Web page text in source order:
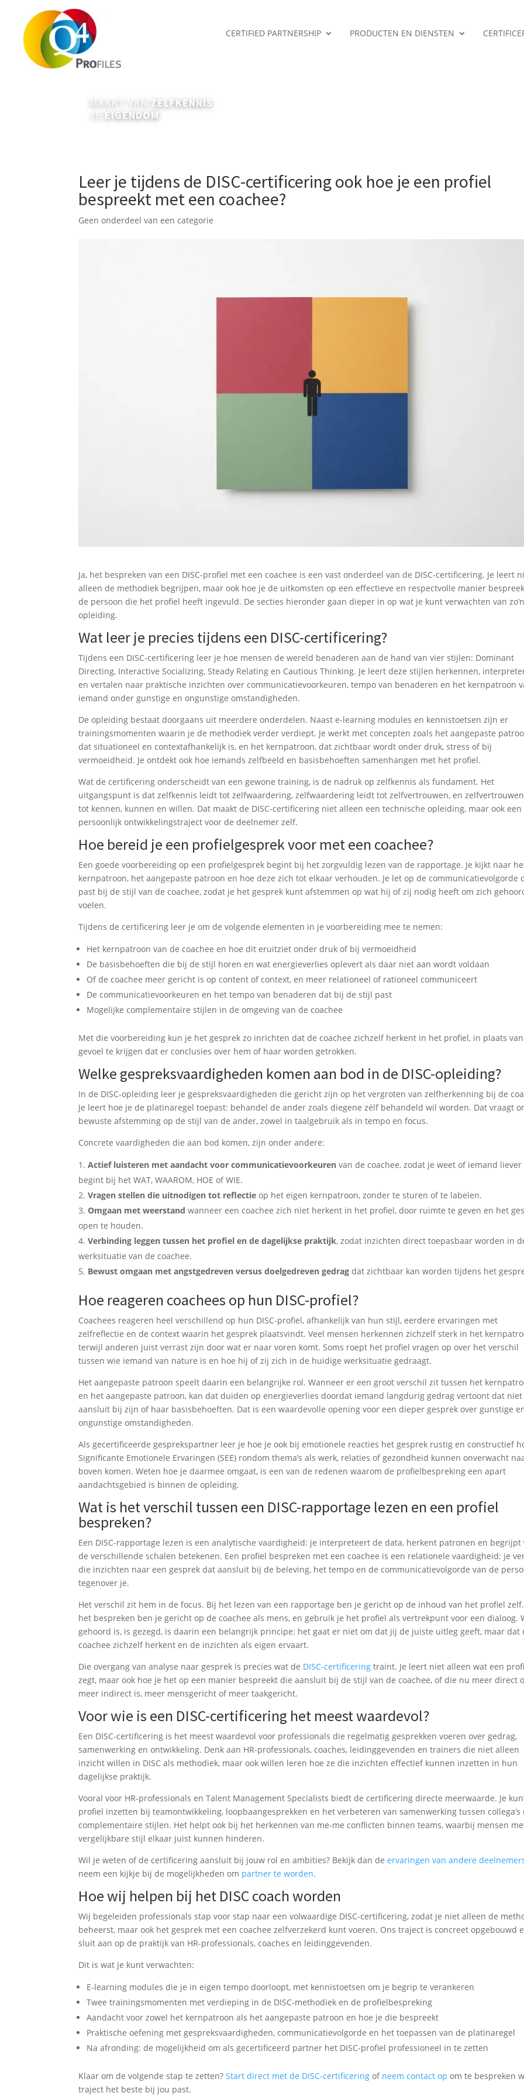
CERTIFIED PARTNERSHIP PRODUCTEN EN DIENSTEN
MAAKT VAN ZELFKENNIS
JE
EIGENDOM
Leer je tijdens de DISC-certificering ook hoe je een profiel
bespreekt met een coachee?
Geen onderdeel van een categorie
Ja, het bespreken van een DISC-profiel met een coachee is een vast onderdeel van de DISC-certificering. Je leert
alleen de methodiek begrijpen, maar ook hoe je de uitkomsten op een effectieve en respectvolle manier
de persoon die het profiel heeft ingevuld. De secties hieronder gaan dieper in op wat je kunt verwachten van zo’n
opleiding.
Wat leer je precies tijdens een DISC-certificering?
Tijdens een DISC-certificering leer je hoe mensen de wereld benaderen aan de hand van vier stijlen: Dominant
Directing, Interactive Socializing, Steady Relating en Cautious Thinking. Je leert deze stijlen herkennen,
en vertalen naar praktische inzichten over communicatievoorkeuren, tempo van benaderen en het kernpatroon
iemand onder gunstige en ongunstige omstandigheden.
De opleiding bestaat doorgaans uit meerdere onderdelen. Naast e-learning modules en kennistoetsen zijn er
trainingsmomenten waarin je de methodiek verder verdiept. Je werkt met concepten zoals het aangepaste
dat situationeel en contextafhankelijk is, en het kernpatroon, dat zichtbaar wordt onder druk, stress of bij
vermoeidheid. Je ontdekt ook hoe iemands zelfbeeld en basisbehoeften samenhangen met het profiel.
Wat de certificering onderscheidt van een gewone training, is de nadruk op zelfkennis als fundament. Het
uitgangspunt is dat zelfkennis leidt tot zelfwaardering, zelfwaardering leidt tot zelfvertrouwen, en
tot kennen, kunnen en willen. Dat maakt de DISC-certificering niet alleen een technische opleiding, maar ook een
persoonlijk ontwikkelingstraject voor de deelnemer zelf.
Hoe bereid je een profielgesprek voor met een coachee?
Een goede voorbereiding op een profielgesprek begint bij het zorgvuldig lezen van de rapportage. Je kijkt naar
kernpatroon, het aangepaste patroon en hoe deze zich tot elkaar verhouden. Je let op de communicatievolgorde
past bij de stijl van de coachee, zodat je het gesprek kunt afstemmen op wat hij of zij nodig heeft om zich
voelen.
Tijdens de certificering leer je om de volgende elementen in je voorbereiding mee te nemen:
Het kernpatroon van de coachee en hoe dit eruitziet onder druk of bij vermoeidheid
De basisbehoeften die bij de stijl horen en wat energieverlies oplevert als daar niet aan wordt voldaan
Of de coachee meer gericht is op content of context, en meer relationeel of rationeel communiceert
De communicatievoorkeuren en het tempo van benaderen dat bij de stijl past
Mogelijke complementaire stijlen in de omgeving van de coachee
Met die voorbereiding kun je het gesprek zo inrichten dat de coachee zichzelf herkent in het profiel, in plaats
gevoel te krijgen dat er conclusies over hem of haar worden getrokken.
Welke gespreksvaardigheden komen aan bod in de DISC-opleiding?
In de DISC-opleiding leer je gespreksvaardigheden die gericht zijn op het vergroten van zelfherkenning bij de
Je leert hoe je de platinaregel toepast: behandel de ander zoals diegene zélf behandeld wil worden. Dat vraagt
bewuste afstemming op de stijl van de ander, zowel in taalgebruik als in tempo en focus.
Concrete vaardigheden die aan bod komen, zijn onder andere:
Actief luisteren met aandacht voor communicatievoorkeuren van de coachee, zodat je weet of iemand liever
begint bij het WAT, WAAROM, HOE of WIE.
Vragen stellen die uitnodigen tot reflectie op het eigen kernpatroon, zonder te sturen of te labelen.
Omgaan met weerstand wanneer een coachee zich niet herkent in het profiel, door ruimte te geven en het
open te houden.
Verbinding leggen tussen het profiel en de dagelijkse praktijk, zodat inzichten direct toepasbaar worden in
werksituatie van de coachee.
Bewust omgaan met angstgedreven versus doelgedreven gedrag dat zichtbaar kan worden tijdens het
Hoe reageren coachees op hun DISC-profiel?
Coachees reageren heel verschillend op hun DISC-profiel, afhankelijk van hun stijl, eerdere ervaringen met
zelfreflectie en de context waarin het gesprek plaatsvindt. Veel mensen herkennen zichzelf sterk in het
terwijl anderen juist verrast zijn door wat er naar voren komt. Soms roept het profiel vragen op over het verschil
tussen wie iemand van nature is en hoe hij of zij zich in de huidige werksituatie gedraagt.
Het aangepaste patroon speelt daarin een belangrijke rol. Wanneer er een groot verschil zit tussen het
en het aangepaste patroon, kan dat duiden op energieverlies doordat iemand langdurig gedrag vertoont dat niet
aansluit bij zijn of haar basisbehoeften. Dat is een waardevolle opening voor een dieper gesprek over gunstige
ongunstige omstandigheden.
Als gecertificeerde gesprekspartner leer je hoe je ook bij emotionele reacties het gesprek rustig en constructief
Significante Emotionele Ervaringen (SEE) rondom thema’s als werk, relaties of gezondheid kunnen onverwacht
boven komen. Weten hoe je daarmee omgaat, is een van de redenen waarom de profielbespreking een apart
aandachtsgebied is binnen de opleiding.
Wat is het verschil tussen een DISC-rapportage lezen en een profiel
bespreken?
Een DISC-rapportage lezen is een analytische vaardigheid: je interpreteert de data, herkent patronen en begrijpt
de verschillende schalen betekenen. Een profiel bespreken met een coachee is een relationele vaardigheid: je
die inzichten naar een gesprek dat aansluit bij de beleving, het tempo en de communicatievolgorde van de
tegenover je.
Het verschil zit hem in de focus. Bij het lezen van een rapportage ben je gericht op de inhoud van het profiel
het bespreken ben je gericht op de coachee als mens, en gebruik je het profiel als vertrekpunt voor een dialoog.
gehoord is, is gezegd, is daarin een belangrijk principe: het gaat er niet om dat jij de juiste uitleg geeft, maar dat
coachee zichzelf herkent en de inzichten als eigen ervaart.
Die overgang van analyse naar gesprek is precies wat de DISC-certificering traint. Je leert niet alleen wat een
zegt, maar ook hoe je het op een manier bespreekt die aansluit bij de stijl van de coachee, of die nu meer direct
meer indirect is, meer mensgericht of meer taakgericht.
Voor wie is een DISC-certificering het meest waardevol?
Een DISC-certificering is het meest waardevol voor professionals die regelmatig gesprekken voeren over gedrag,
samenwerking en ontwikkeling. Denk aan HR-professionals, coaches, leidinggevenden en trainers die niet alleen
inzicht willen in DISC als methodiek, maar ook willen leren hoe ze die inzichten effectief kunnen inzetten in hun
dagelijkse praktijk.
Vooral voor HR-professionals en Talent Management Specialists biedt de certificering directe meerwaarde. Je
profiel inzetten bij teamontwikkeling, loopbaangesprekken en het verbeteren van samenwerking tussen collega’s
complementaire stijlen. Het helpt ook bij het herkennen van me-me conflicten binnen teams, waarbij mensen
vergelijkbare stijl elkaar juist kunnen hinderen.
Wil je weten of de certificering aansluit bij jouw rol en ambities? Bekijk dan deervaringen van andere
neem een kijkje bij de mogelijkheden om partner te worden.
Hoe wij helpen bij het DISC coach worden
Wij begeleiden professionals stap voor stap naar een volwaardige DISC-certificering, zodat je niet alleen de
beheerst, maar ook het gesprek met een coachee zelfverzekerd kunt voeren. Ons traject is concreet opgebouwd
sluit aan op de praktijk van HR-professionals, coaches en leidinggevenden.
Dit is wat je kunt verwachten:
E-learning modules die je in eigen tempo doorloopt, met kennistoetsen om je begrip te verankeren
Twee trainingsmomenten met verdieping in de DISC-methodiek en de profielbespreking
Aandacht voor zowel het kernpatroon als het aangepaste patroon en hoe je die bespreekt
Praktische oefening met gespreksvaardigheden, communicatievolgorde en het toepassen van de platinaregel
Na afronding: de mogelijkheid om als gecertificeerd partner het DISC-profiel professioneel in te zetten
Klaar om de volgende stap te zetten?Start direct met de DISC-certificering of neem contact op om te bespreken
traject het beste bij jou past.